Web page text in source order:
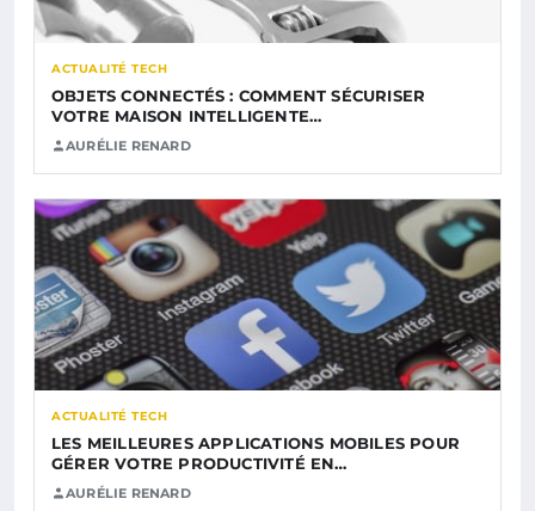
ACTUALITÉ TECH
OBJETS CONNECTÉS : COMMENT SÉCURISER
VOTRE MAISON INTELLIGENTE…
AURÉLIE RENARD
ACTUALITÉ TECH
LES MEILLEURES APPLICATIONS MOBILES POUR
GÉRER VOTRE PRODUCTIVITÉ EN…
AURÉLIE RENARD